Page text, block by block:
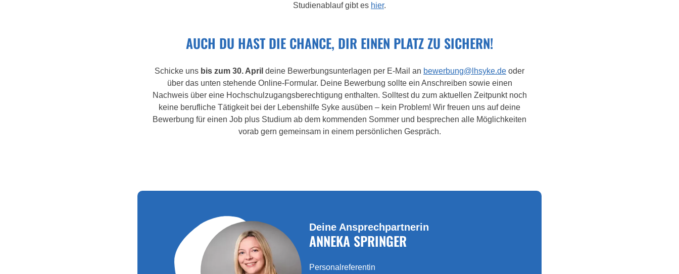
Studienablauf gibt es hier.
AUCH DU HAST DIE CHANCE, DIR EINEN PLATZ ZU SICHERN!
Schicke uns bis zum 30. April deine Bewerbungsunterlagen per E-Mail an bewerbung@lhsyke.de oder
über das unten stehende Online-Formular. Deine Bewerbung sollte ein Anschreiben sowie einen
Nachweis über eine Hochschulzugangsberechtigung enthalten. Solltest du zum aktuellen Zeitpunkt noch
keine berufliche Tätigkeit bei der Lebenshilfe Syke ausüben – kein Problem! Wir freuen uns auf deine
Bewerbung für einen Job plus Studium ab dem kommenden Sommer und besprechen alle Möglichkeiten
vorab gern gemeinsam in einem persönlichen Gespräch.
Deine Ansprechpartnerin
ANNEKA SPRINGER
Personalreferentin